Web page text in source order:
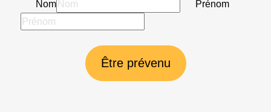
Nom Prénom
Être prévenu